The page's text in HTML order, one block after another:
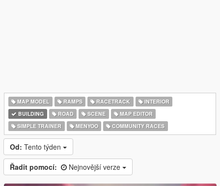
MAP MODEL RAMPS RACETRACK
INTERIOR
BUILDING
ROAD SCENE
MAP EDITOR
SIMPLE TRAINER
MENYOO COMMUNITY RACES
Od: Tento týden
Řadit pomocí: Nejnovější verze